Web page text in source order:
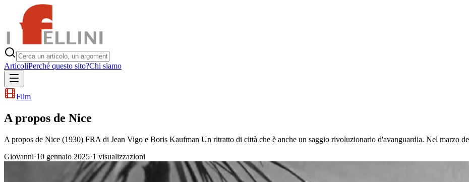
ArticoliPerché questo sito?Chi siamo
Film
A propos de Nice
A propos de Nice (1930) FRA di Jean Vigo e Boris Kaufman Un ritratto di città che è anche un saggio rivoluzionario d'avanguardia. Nel marzo
Giovanni·10 gennaio 2025·1 visualizzazioni